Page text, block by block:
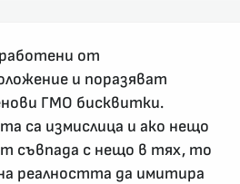
пишете на
от
и поразяват
ГМО бисквитки.
са измислица и ако нещо
съвпада с нещо в тях, то
реалността да имитира